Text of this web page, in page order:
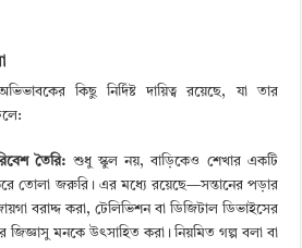
কিছু নির্দিষ্ট দায়িত্ব রয়েছে, যা তার
তৈরি: শুধু স্কুল নয়, বাড়িকেও শেখার একটি
তোলা জরুরি। এর মধ্যে রয়েছে—সন্তানের পড়ার
বরাদ্দ করা, টেলিভিশন বা ডিজিটাল ডিভাইসের
জিজ্ঞাসু মনকে উৎসাহিত করা। নিয়মিত গল্প বলা বা